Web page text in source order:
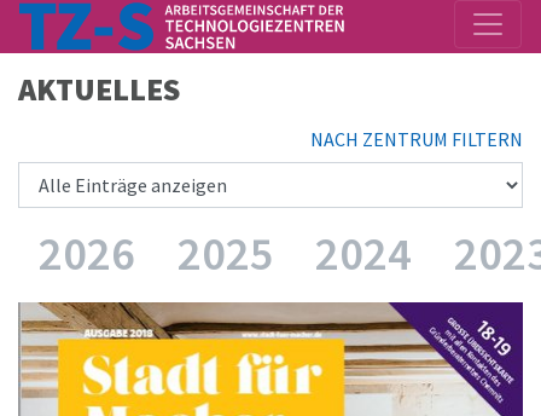
AKTUELLES
NACH ZENTRUM FILTERN
2026 2025 2024